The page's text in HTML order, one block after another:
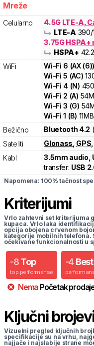
Mreže
Celularno
4.5G LTE-A,
LTE-A 390/
3.75G HSPA+
HSPA+ 42.2
WiFi
Wi-Fi 6 (AX (6))
Wi-Fi5 (AC)
Wi-Fi 4 (N) 450
Wi-Fi 2 (A) 54
Wi-Fi3 (G) 54
Wi-Fi1 (B) 11
Bežično
Bluetooth 4.2
Sateliti
Glonass GPS
Kabl
3.5mm audio,
transfer: USB
Napomena: 100% tačnost
Kriterijumi
Vrlo zahtevni set kriterijuma
kupaca. Vrlo laka
opcija obojena crvenom
kategorije mobilnih telefona.
očekivane funkcionalnosti u
-8 Top
top performanse
-4
Nema Početak
Ključni brojevi
Vizuelni pregled ključnih
specifikacije su na vrhu,
najjače i najslabije strane